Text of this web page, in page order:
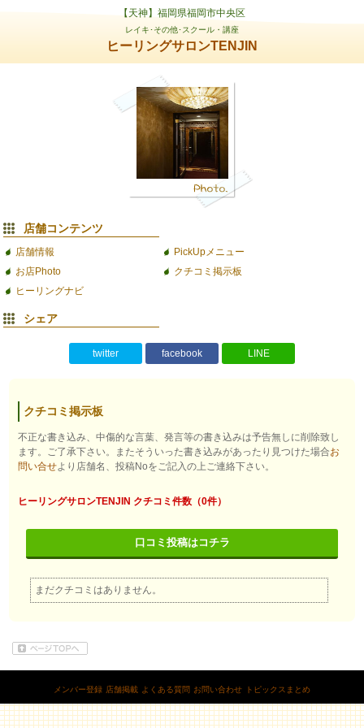
【天神】福岡県福岡市中央区
レイキ･その他･スクール・講座
ヒーリングサロンTENJIN
店舗コンテンツ
店舗情報
PickUpメニュー
お店Photo
クチコミ掲示板
ヒーリングナビ
シェア
twitter facebook LINE
クチコミ掲示板
不正な書き込み、中傷的な言葉、発言等の書き込みは予告無しに削除致し
ます。ご了承下さい。またそういった書き込みがあったり見つけた場合お
問い合せより店舗名、投稿Noをご記入の上ご連絡下さい。
ヒーリングサロンTENJIN クチコミ件数（0件）
口コミ投稿はコチラ
まだクチコミはありません。
メンバー登録 店舗掲載 よくある質問 お問い合わせ トピックスまとめ